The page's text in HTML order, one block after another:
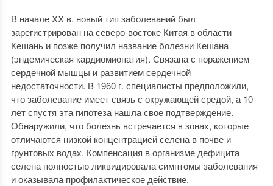
В начале XX в. новый тип заболеваний был
зарегистрирован на северо-востоке Китая в области
Кешань и позже получил название болезни Кешана
(эндемическая кардиомиопатия). Связана с поражением
сердечной мышцы и развитием сердечной
недостаточности. В 1960 г. специалисты предположили,
что заболевание имеет связь с окружающей средой, а 10
лет спустя эта гипотеза нашла свое подтверждение.
Обнаружили, что болезнь встречается в зонах, которые
отличаются низкой концентрацией селена в почве и
грунтовых водах. Компенсация в организме дефицита
селена полностью ликвидировала симптомы заболевания
и оказывала профилактическое действие.